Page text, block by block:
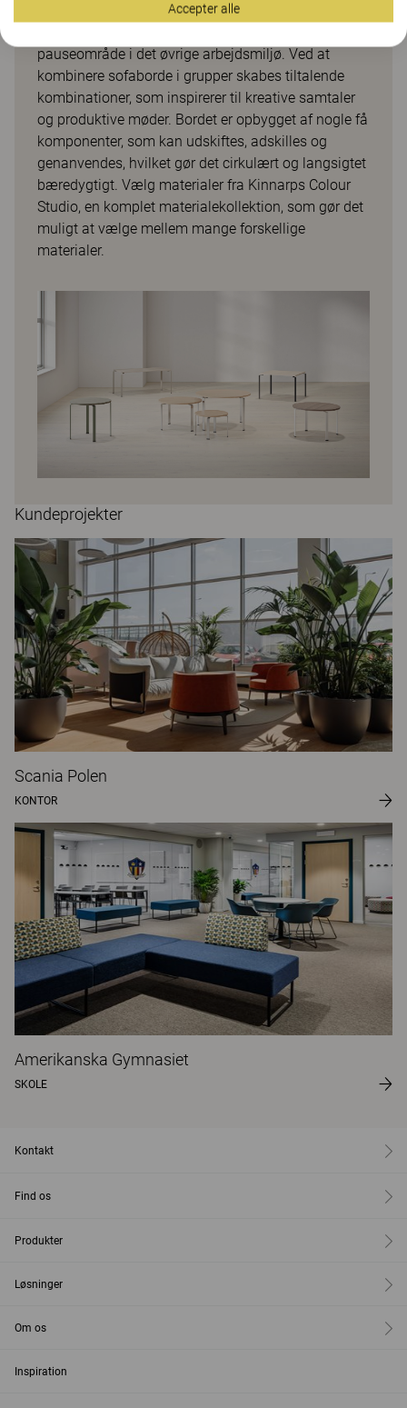
siddemøbler som sofaer og lænestole, og skab
pauseområde i det øvrige arbejdsmiljø. Ved at
kombinere sofaborde i grupper skabes tiltalende
kombinationer, som inspirerer til kreative samtaler
og produktive møder. Bordet er opbygget af nogle få
komponenter, som kan udskiftes, adskilles og
genanvendes, hvilket gør det cirkulært og langsigtet
bæredygtigt. Vælg materialer fra Kinnarps Colour
Studio, en komplet materialekollektion, som gør det
muligt at vælge mellem mange forskellige
materialer.
Kundeprojekter
Scania Polen
KONTOR
Amerikanska Gymnasiet
SKOLE
Kontakt
Find os
Produkter
Løsninger
Om os
Inspiration
Accepter alle